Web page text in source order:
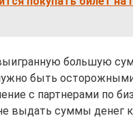
большую
быть
с партнерами по
выдать суммы денег